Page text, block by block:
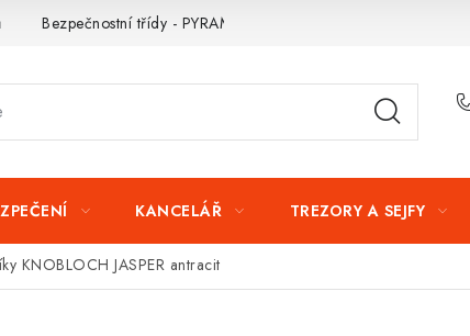
Bezpečnostní třídy - PYRAMIDA BEZPEČNOSTI
KANCELÁŘ TREZORY A SEJFY
KNOBLOCH JASPER antracit